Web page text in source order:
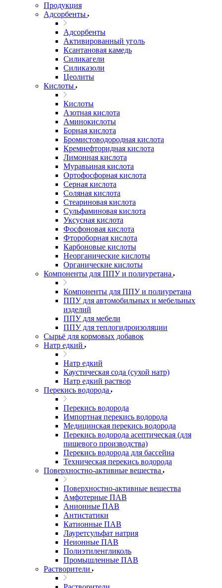
Продукция
Адсорбенты
Адсорбенты
Активированный уголь
Ксантановая камедь
Силикагели
Силиказоли
Цеолиты
Кислоты
Кислоты
Азотная кислота
Аминокислоты
Борная кислота
Бромистоводородная кислота
Кремнефторидная кислота
Лимонная кислота
Муравьиная кислота
Ортофосфорная кислота
Серная кислота
Соляная кислота
Стеариновая кислота
Сульфаминовая кислота
Уксусная кислота
Фосфоновая кислота
Фтороборная кислота
Карбоновые кислоты
Неорганические кислоты
Органические кислоты
Компоненты для ППУ и полиуретана
Компоненты для ППУ и полиуретана
ППУ для автомобильных и мебельных
изделий
ППУ для мебели
ППУ для теплогидроизоляции
Сырьё для кормовых добавок
Натр едкий
Натр едкий
Каустическая сода (сухой натр)
Натр едкий раствор
Перекись водорода
Перекись водорода
Импортная перекись водорода
Медицинская перекись водорода
Перекись водорода асептическая (для
пищевого производства)
Перекись водорода для бассейна
Техническая перекись водорода
Поверхностно-активные вещества
Поверхностно-активные вещества
Амфотерные ПАВ
Анионные ПАВ
Антистатики
Катионные ПАВ
Лауретсульфат натрия
Неионные ПАВ
Полиэтиленгликоль
Промышленные ПАВ
Растворители